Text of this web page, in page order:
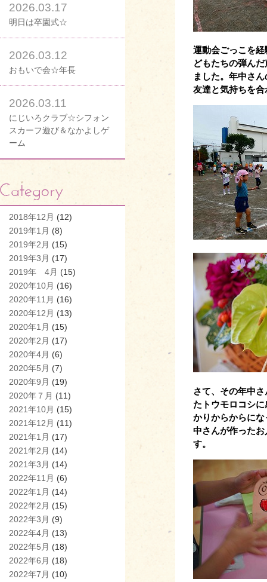
2026.03.17
明日は卒園式☆
2026.03.12
おもいで会☆年長
2026.03.11
にじいろクラブ☆シフォン
スカーフ遊び＆なかよしゲ
ーム
2018年12月 (12)
2019年1月 (8)
2019年2月 (15)
2019年3月 (17)
2019年 4月 (15)
2020年10月 (16)
2020年11月 (16)
2020年12月 (13)
2020年1月 (15)
2020年2月 (17)
2020年4月 (6)
2020年5月 (7)
2020年9月 (19)
2020年７月 (11)
2021年10月 (15)
2021年12月 (11)
2021年1月 (17)
2021年2月 (14)
2021年3月 (14)
2022年11月 (6)
2022年1月 (14)
2022年2月 (15)
2022年3月 (9)
2022年4月 (13)
2022年5月 (18)
2022年6月 (18)
2022年7月 (10)
運動会ごっこを
どもたちの弾ん
ました。年中さ
友達と気持ちを
さて、その年中
たトウモロコシ
かりからからに
中さんが作った
す。